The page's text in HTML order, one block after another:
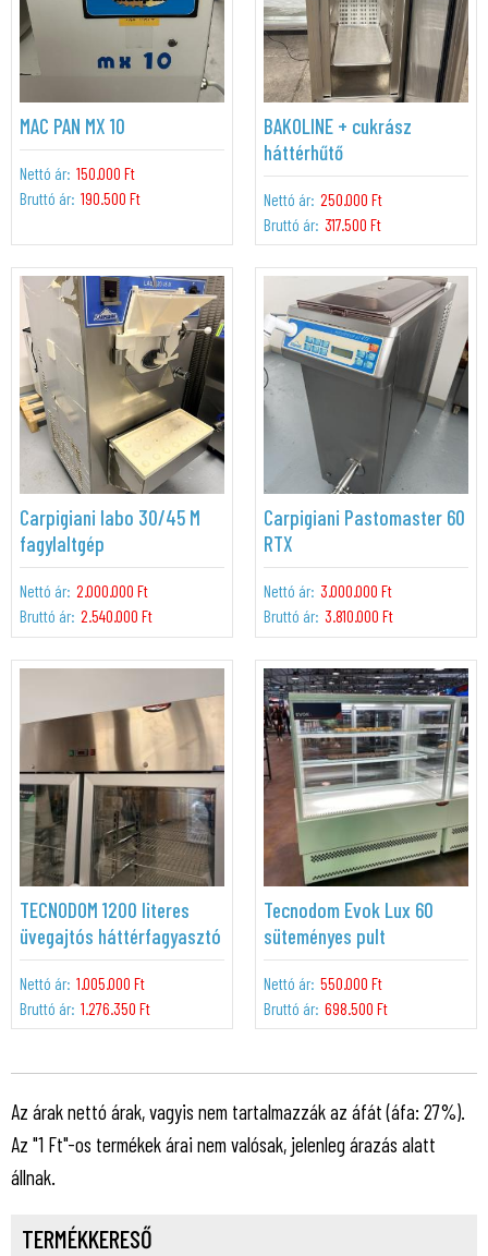
MAC PAN MX 10
Nettó ár: 150.000 Ft
Bruttó ár: 190.500 Ft
BAKOLINE + cukrász
háttérhűtő
Nettó ár: 250.000 Ft
Bruttó ár: 317.500 Ft
Carpigiani labo 30/45 M
fagylaltgép
Nettó ár: 2.000.000 Ft
Bruttó ár: 2.540.000 Ft
Carpigiani Pastomaster 60
RTX
Nettó ár: 3.000.000 Ft
Bruttó ár: 3.810.000 Ft
TECNODOM 1200 literes
üvegajtós háttérfagyasztó
Nettó ár: 1.005.000 Ft
Bruttó ár: 1.276.350 Ft
Tecnodom Evok Lux 60
süteményes pult
Nettó ár: 550.000 Ft
Bruttó ár: 698.500 Ft
Az árak nettó árak, vagyis nem tartalmazzák az áfát (áfa: 27%).
Az "1 Ft"-os termékek árai nem valósak, jelenleg árazás alatt
állnak.
TERMÉKKERESŐ